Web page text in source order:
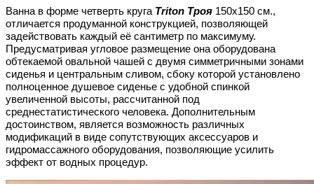
Ванна в форме четверть круга Triton Троя 150x150 см.,
отличается продуманной конструкцией, позволяющей
задействовать каждый её сантиметр по максимуму.
Предусматривая угловое размещение она оборудована
обтекаемой овальной чашей с двумя симметричными зонами
сиденья и центральным сливом, сбоку которой установлено
полноценное душевое сиденье с удобной спинкой
увеличенной высоты, рассчитанной под
среднестатистического человека. Дополнительным
достоинством, является возможность различных
модификаций в виде сопутствующих аксессуаров и
гидромассажного оборудования, позволяющие усилить
эффект от водных процедур.